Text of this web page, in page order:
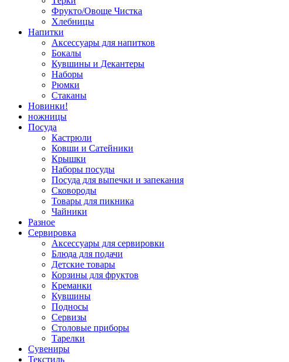
Фрукто/Овоще Чистка
Хлебницы
Напитки
Аксессуары для напитков
Бокалы
Кувшины и Декантеры
Наборы
Рюмки
Стаканы
Новинки!
ножницы
Посуда
Кастрюли
Ковши и Сатейники
Крышки
Наборы посуды
Посуда для выпечки и запекания
Сковороды
Товары для пикника
Чайники
Разное
Сервировка
Аксессуары для сервировки
Блюда для подачи
Детские товары
Корзины для фруктов
Креманки
Кувшины
Подносы
Сервизы
Столовые приборы
Тарелки
Сувениры
Текстиль